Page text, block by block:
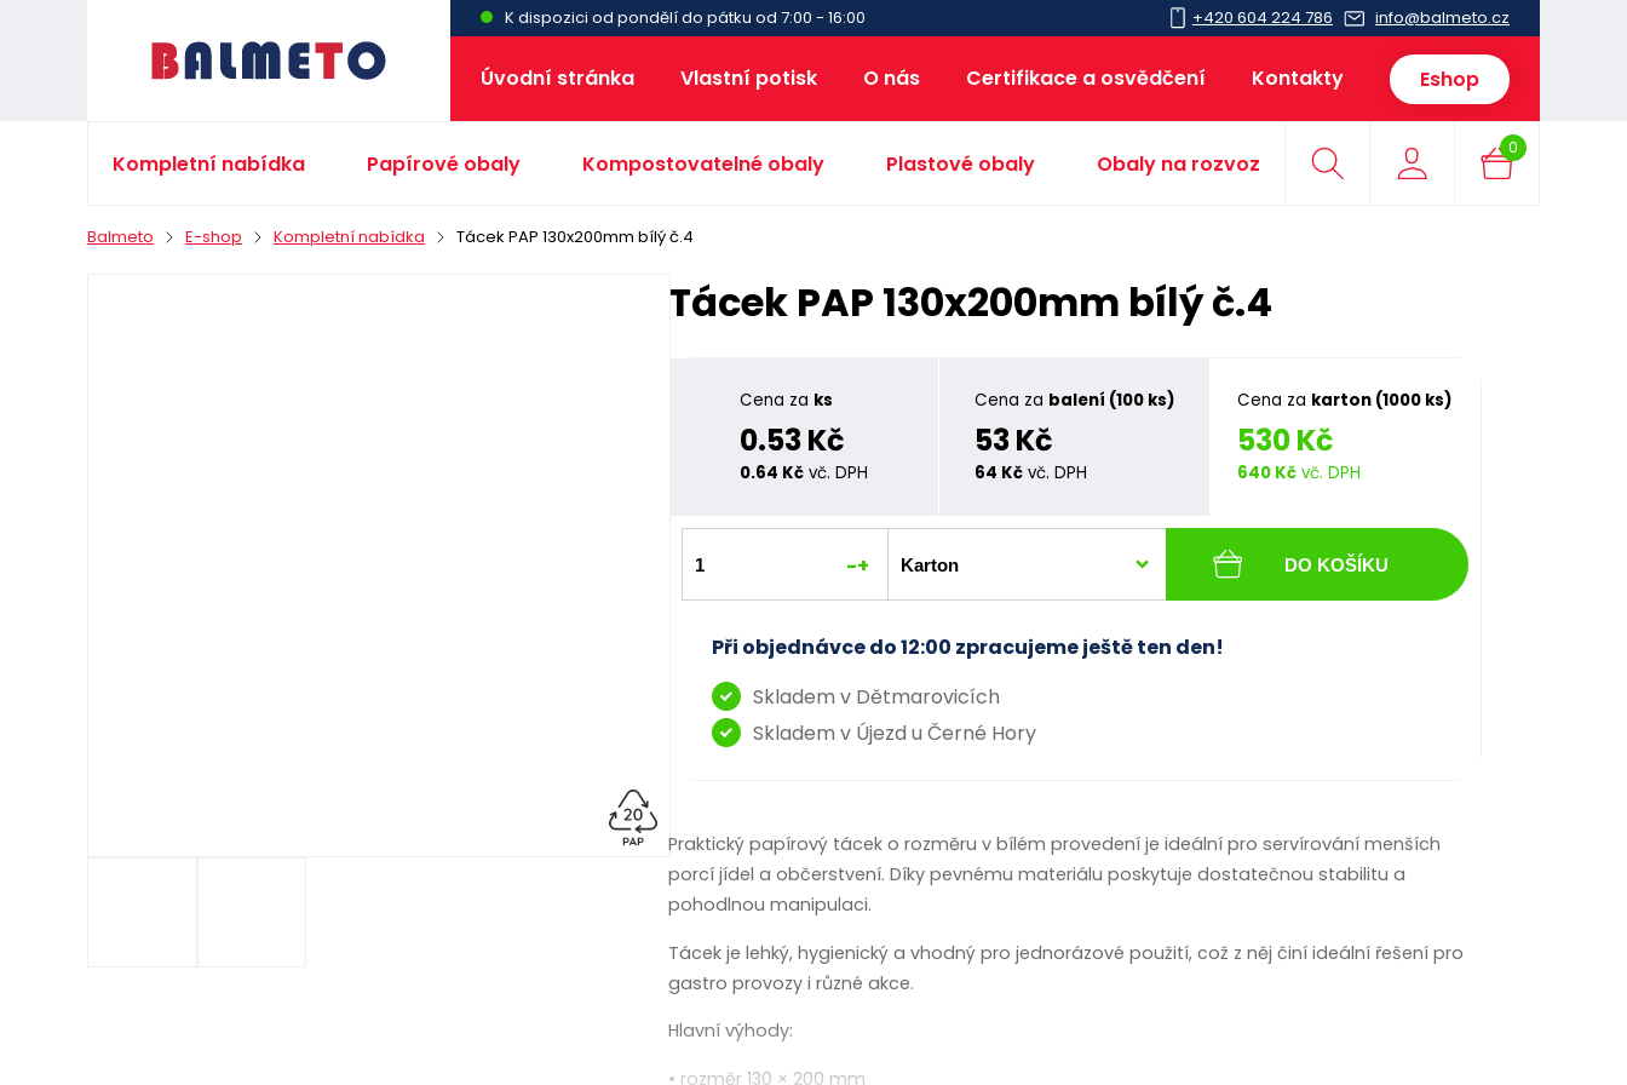
K dispozici od pondělí do pátku od 7:00 - 16:00 +420 604 224 786 info@balmeto.cz
Úvodní stránka Vlastní potisk O nás Certifikace a osvědčení Kontakty Eshop
Kompletní nabídka Papírové obaly Kompostovatelné obaly Plastové obaly Obaly na rozvoz
0
Balmeto E-shop Kompletní nabídka Tácek PAP 130x200mm bílý č.4
Tácek PAP 130x200mm bílý č.4
Cena za ks
0.53 Kč
0.64 Kč vč. DPH
Cena za balení (100 ks)
53 Kč
64 Kčvč. DPH
Cena za karton (1000 ks)
530 Kč
640 Kč vč. DPH
-+ DO KOŠÍKU
Při objednávce do 12:00 zpracujeme ještě ten den!
Skladem v Dětmarovicích
Skladem v Újezd u Černé Hory
Praktický papírový tácek o rozměru v bílém provedení je ideální pro servírování menších
porcí jídel a občerstvení. Díky pevnému materiálu poskytuje dostatečnou stabilitu a
pohodlnou manipulaci.
Tácek je lehký, hygienický a vhodný pro jednorázové použití, což z něj činí ideální řešení pro
gastro provozy i různé akce.
Hlavní výhody:
• rozměr 130 × 200 mm